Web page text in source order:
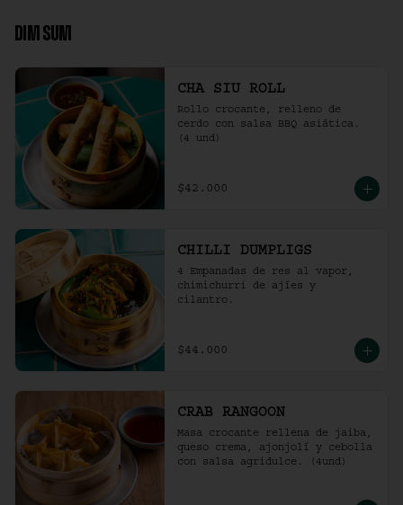
DIM SUM
CHA SIU ROLL
Rollo crocante, relleno de
cerdo con salsa BBQ asiática.
(4 und)
$42.000
CHILLI DUMPLIGS
4 Empanadas de res al vapor,
chimichurri de ajíes y
cilantro.
$44.000
CRAB RANGOON
Masa crocante rellena de jaiba,
queso crema, ajonjolí y cebolla
con salsa agridulce. (4und)